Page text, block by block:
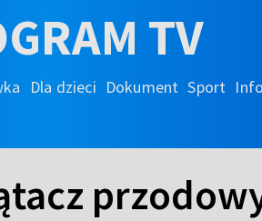
TV
Dla dzieci Dokument Sport